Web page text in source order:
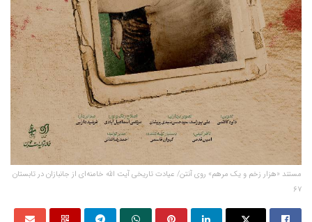
مستند «هزار زخم و یک مرهم» روی آنتن/ عیادت تاریخی آیت الله خامنه‌ای از جانبازان در تابستان
۶۷